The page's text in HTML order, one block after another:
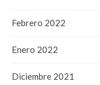
Febrero 2022
Enero 2022
Diciembre 2021